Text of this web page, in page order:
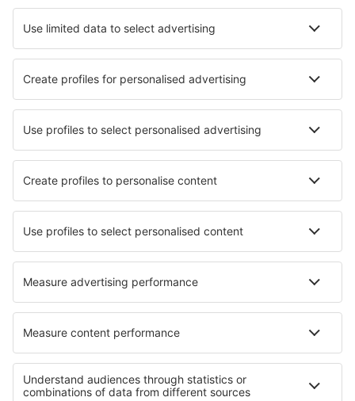
Hawr Octeville (LEH)
Le Puy-Loudes Airport (LPY)
Lille Lesquin (LIL)
Marseille Provence (MRS)
Metz-Nancy-Lorraine (ETZ)
Annecy Meythet (NCY)
Saint-Nazaire Montoir Airport (SNR)
Montpellier Mediterranee (MPL)
Nantes Atlantique (NTE)
Paris